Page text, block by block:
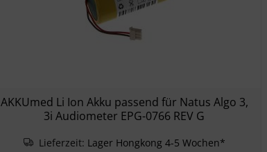
AKKUmed Li Ion Akku passend für Natus Algo 3,
3i Audiometer EPG-0766 REV G
Lieferzeit: Lager Hongkong 4-5 Wochen*